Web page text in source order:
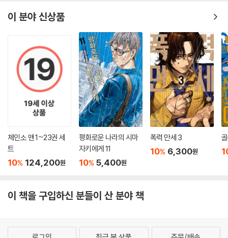
이 분야 신상품
체인소 맨 1~23권 세
트
10% 124,200원
평화로운 나라의 시마
자키에게 11
10% 5,400원
폭력 만세 3
10% 6,300원
이 책을 구입하신 분들이 산 분야 책